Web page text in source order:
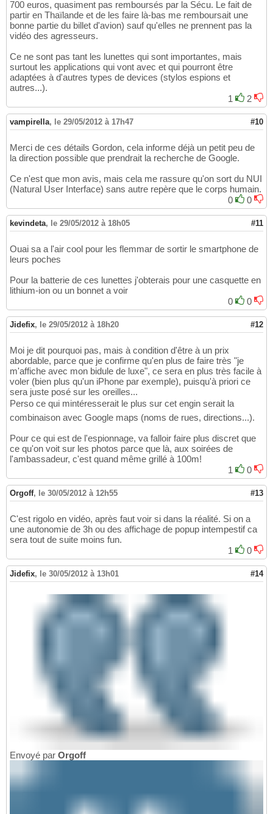
700 euros, quasiment pas remboursés par la Sécu. Le fait de
partir en Thaïlande et de les faire là-bas me remboursait une
bonne partie du billet d'avion) sauf qu'elles ne prennent pas la
vidéo des agresseurs.
Ce ne sont pas tant les lunettes qui sont importantes, mais
surtout les applications qui vont avec et qui pourront être
adaptées à d'autres types de devices (stylos espions et
autres...).
1
2
vampirella, le 29/05/2012 à 17h47 #10
Merci de ces détails Gordon, cela informe déjà un petit peu de
la direction possible que prendrait la recherche de Google.
Ce n'est que mon avis, mais cela me rassure qu'on sort du NUI
(Natural User Interface) sans autre repère que le corps humain.
0
0
kevindeta, le 29/05/2012 à 18h05 #11
Ouai sa a l'air cool pour les flemmar de sortir le smartphone de
leurs poches
Pour la batterie de ces lunettes j'obterais pour une casquette en
lithium-ion ou un bonnet a voir
0
0
Jidefix, le 29/05/2012 à 18h20 #12
Moi je dit pourquoi pas, mais à condition d'être à un prix
abordable, parce que je confirme qu'en plus de faire très "je
m'affiche avec mon bidule de luxe", ce sera en plus très facile à
voler (bien plus qu'un iPhone par exemple), puisqu'à priori ce
sera juste posé sur les oreilles...
Perso ce qui mintéresserait le plus sur cet engin serait la
combinaison avec Google maps (noms de rues, directions...).
Pour ce qui est de l'espionnage, va falloir faire plus discret que
ce qu'on voit sur les photos parce que là, aux soirées de
l'ambassadeur, c'est quand même grillé à 100m!
1
0
Orgoff, le 30/05/2012 à 12h55 #13
C'est rigolo en vidéo, après faut voir si dans la réalité. Si on a
une autonomie de 3h ou des affichage de popup intempestif ca
sera tout de suite moins fun.
1
0
Jidefix, le 30/05/2012 à 13h01 #14
Envoyé par Orgoff